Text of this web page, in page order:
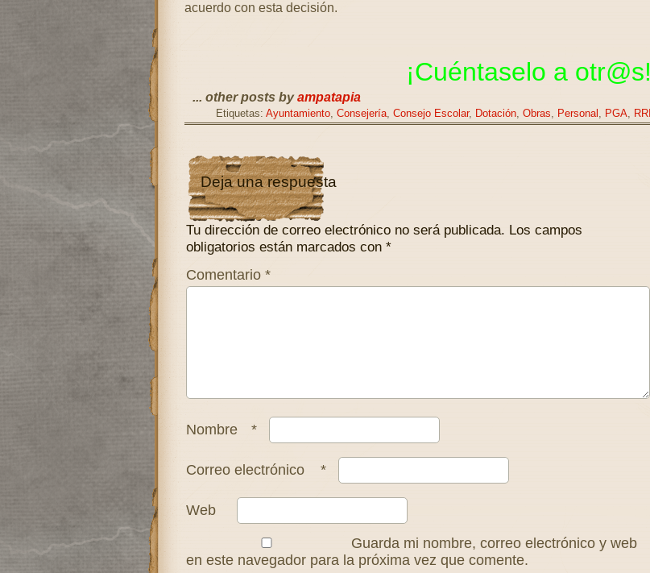
acuerdo con esta decisión.
¡Cuéntaselo a otr@s!
... other posts byampatapia
Etiquetas: Ayuntamiento, Consejería, Consejo Escolar, Dotación, Obras, Personal , PGA, RRI
Deja una respuesta
Tu dirección de correo electrónico no será publicada. Los campos
obligatorios están marcados con *
Comentario *
Nombre *
Correo electrónico *
Web
Guarda mi nombre, correo electrónico y web
en este navegador para la próxima vez que comente.